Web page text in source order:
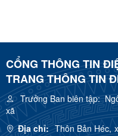
CỔNG THÔNG TIN
TRANG THÔNG TIN
Trưởng Ban biên tập:
xã
Địa chỉ: Thôn Bản Héc,